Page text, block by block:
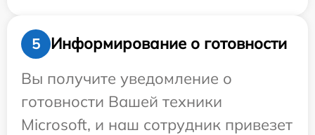
5
Информирование о готовности
Вы получите уведомление о
готовности Вашей техники
Microsoft, и наш сотрудник привезет